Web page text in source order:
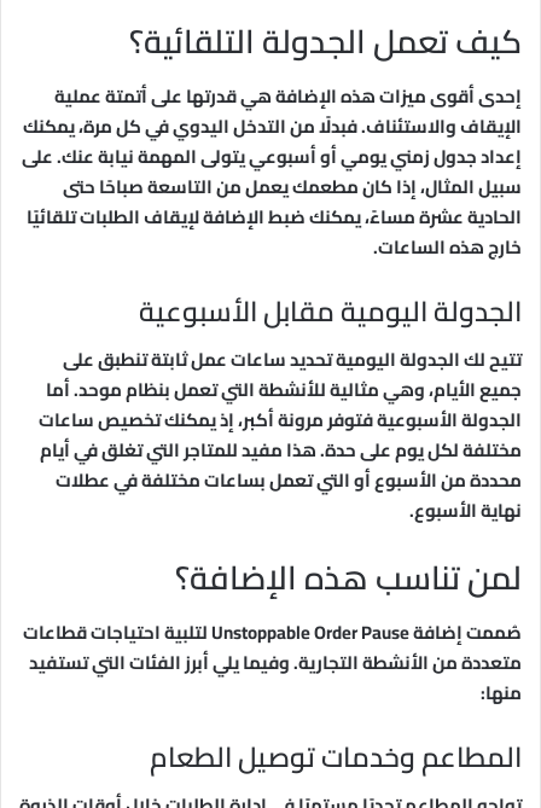
كيف تعمل الجدولة التلقائية؟
إحدى أقوى ميزات هذه الإضافة هي قدرتها على أتمتة عملية
الإيقاف والاستئناف. فبدلًا من التدخل اليدوي في كل مرة، يمكنك
إعداد جدول زمني يومي أو أسبوعي يتولى المهمة نيابة عنك. على
سبيل المثال، إذا كان مطعمك يعمل من التاسعة صباحًا حتى
الحادية عشرة مساءً، يمكنك ضبط الإضافة لإيقاف الطلبات تلقائيًا
خارج هذه الساعات.
الجدولة اليومية مقابل الأسبوعية
تتيح لك الجدولة اليومية تحديد ساعات عمل ثابتة تنطبق على
جميع الأيام، وهي مثالية للأنشطة التي تعمل بنظام موحد. أما
الجدولة الأسبوعية فتوفر مرونة أكبر، إذ يمكنك تخصيص ساعات
مختلفة لكل يوم على حدة. هذا مفيد للمتاجر التي تغلق في أيام
محددة من الأسبوع أو التي تعمل بساعات مختلفة في عطلات
نهاية الأسبوع.
لمن تناسب هذه الإضافة؟
صُممت إضافة Unstoppable Order Pause لتلبية احتياجات قطاعات
متعددة من الأنشطة التجارية. وفيما يلي أبرز الفئات التي تستفيد
منها:
المطاعم وخدمات توصيل الطعام